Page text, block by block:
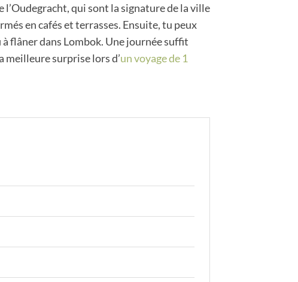
l’Oudegracht, qui sont la signature de la ville
en cafés et terrasses. Ensuite, tu peux
flâner dans Lombok. Une journée suffit
surprise lors d’un voyage de 1